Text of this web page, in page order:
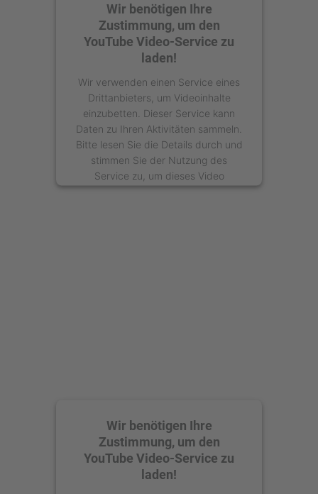
Wir benötigen Ihre
Zustimmung, um den
YouTube Video-Service zu
laden!
Wir verwenden einen Service eines
Drittanbieters, um Videoinhalte
einzubetten. Dieser Service kann
Daten zu Ihren Aktivitäten sammeln.
Bitte lesen Sie die Details durch und
stimmen Sie der Nutzung des
Service zu, um dieses Video
anzusehen.
Wir benötigen Ihre
Zustimmung, um den
YouTube Video-Service zu
laden!